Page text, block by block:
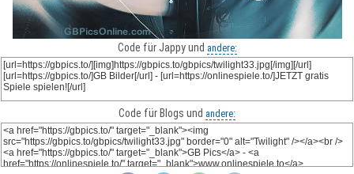
Code für Jappy und andere:
Code für Blogs und andere: